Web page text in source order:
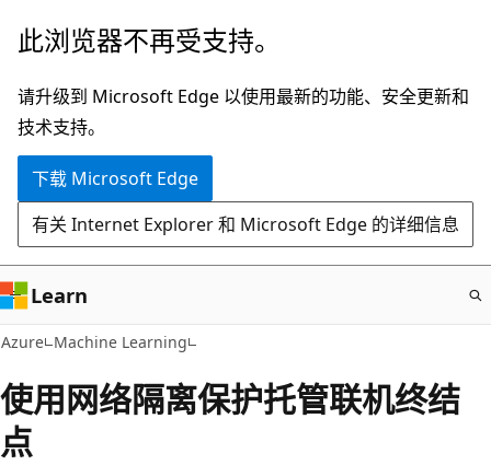
跳
主
要
内
此浏览器不再受支持。
请升级到 Microsoft Edge 以使用最新的功能、安全更新和
技术支持。
下载 Microsoft Edge
有关 Internet Explorer 和 Microsoft Edge 的详细信息
Learn
Azure Machine Learning
使用网络隔离保护托管联机终结
点